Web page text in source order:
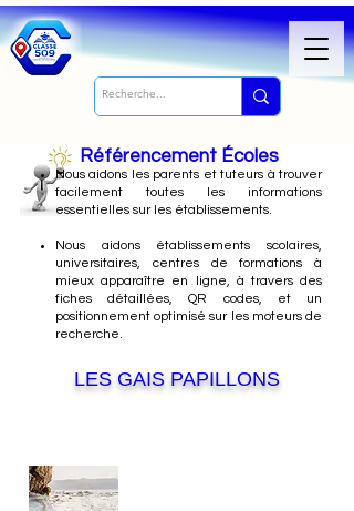
Référencement Écoles
Nousaidons les parents et tuteurs à trouver
facilement toutes les informations
essentielles sur les établissements.
Nous aidons établissements scolaires,
universitaires, centres de formations à
mieux apparaître en ligne, à travers des
fiches détaillées, QR codes, et un
positionnement optimisé sur les moteurs de
recherche.
LES GAIS PAPILLONS